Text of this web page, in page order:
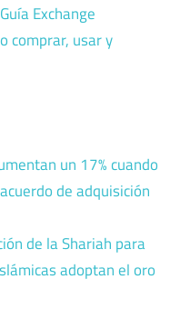
Guía Exchange
comprar, usar y
un 17% cuando
de adquisición
de la Shariah para
adoptan el oro